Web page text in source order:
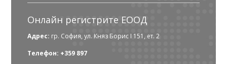
Онлайн регистрите ЕООД
Адрес: гр. София, ул. Княз Борис I 151, ет. 2
Телефон: +359 897